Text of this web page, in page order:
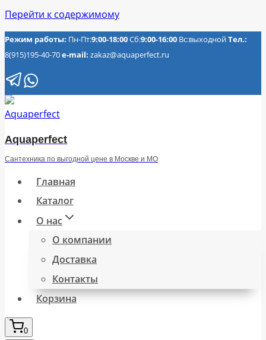
Перейти к содержимому
Режим работы: Пн-Пт:9:00-18:00Сб:9:00-16:00 Вс:выходнойТел.:
8(915)195-40-70e-mail: zakaz@aquaperfect.ru
Aquaperfect
Сантехника по выгодной цене в Москве и МО
Главная
Каталог
О нас
О компании
Доставка
Контакты
Корзина
0